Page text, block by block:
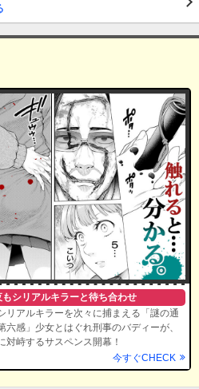
もシリアルキラーと待ち合わせ
リアルキラーを次々に捕まえる「謎の通
六感」少女とはぐれ刑事のバディーが、
対峙するサスペンス開幕！
今すぐCHECK